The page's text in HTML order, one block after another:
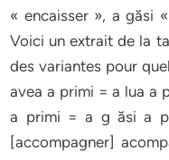
« encaisser », a găsi
Voici un extrait de la
des variantes pour
avea a primi = a lua a
a primi = a g ăsi a
[accompagner]